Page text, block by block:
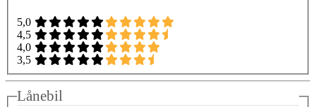
5,0
4,5
4,0
3,5
Lånebil